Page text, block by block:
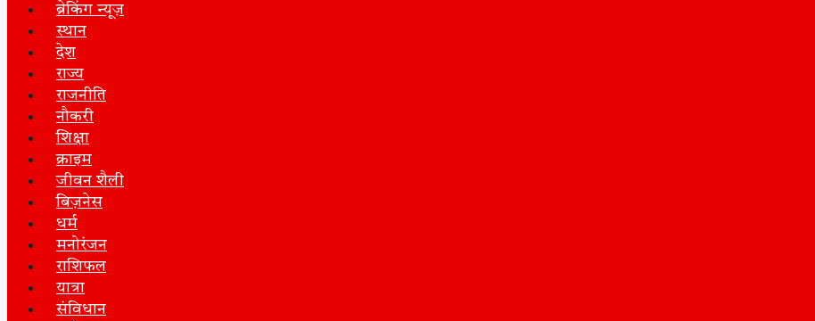
ब्रेकिंग न्यूज़
स्थान
देश
राज्य
राजनीति
नौकरी
शिक्षा
क्राइम
जीवन शैली
बिज़नेस
धर्म
मनोरंजन
राशिफल
यात्रा
संविधान